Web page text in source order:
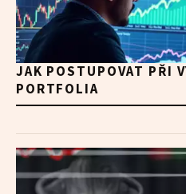
JAK POSTUPOVAT PŘI
PORTFOLIA